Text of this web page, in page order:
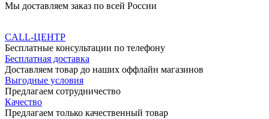
Мы доставляем заказ по всей России
CALL-ЦЕНТР
Бесплатные консультации по телефону
Бесплатная доставка
Доставляем товар до наших оффлайн магазинов
Выгодные условия
Предлагаем сотрудничество
Качество
Предлагаем только качественный товар